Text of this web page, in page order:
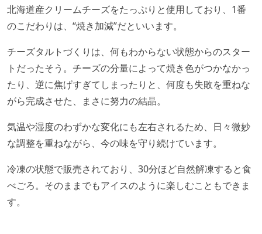
北海道産クリームチーズをたっぷりと使用しており、1番
のこだわりは、“焼き加減”だといいます。
チーズタルトづくりは、何もわからない状態からのスター
トだったそう。チーズの分量によって焼き色がつかなかっ
たり、逆に焦げすぎてしまったりと、何度も失敗を重ねな
がら完成させた、まさに努力の結晶。
気温や湿度のわずかな変化にも左右されるため、日々微妙
な調整を重ねながら、今の味を守り続けています。
冷凍の状態で販売されており、30分ほど自然解凍すると食
べごろ。そのままでもアイスのように楽しむこともできま
す。